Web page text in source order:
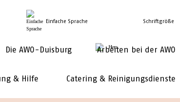
Einfache Sprache Schriftgröße
Die AWO-Duisburg Arbeiten bei der AWO
& Hilfe Catering & Reinigungsdienste